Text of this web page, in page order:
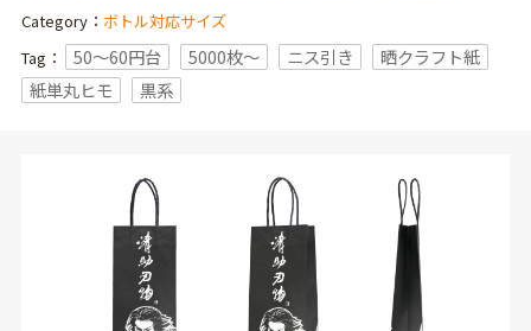
Category： ボトル対応サイズ
Tag：
50～60円台 5000枚〜 ニス引き
晒クラフト紙
紙単丸ヒモ
黒系